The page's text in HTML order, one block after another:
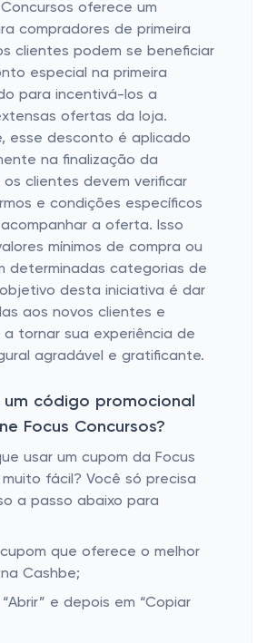
oferece um
compradores de primeira
clientes podem se beneficiar
especial na primeira
para incentivá-los a
ofertas da loja.
esse desconto é aplicado
na finalização da
os clientes devem verificar
e condições específicos
a oferta. Isso
mínimos de compra ou
determinadas categorias de
desta iniciativa é dar
aos novos clientes e
tornar sua experiência de
agradável e gratificante.
um código promocional
Focus Concursos?
usar um cupom da Focus
fácil? Você só precisa
a passo abaixo para
que oferece o melhor
Cashbe;
e depois em “Copiar